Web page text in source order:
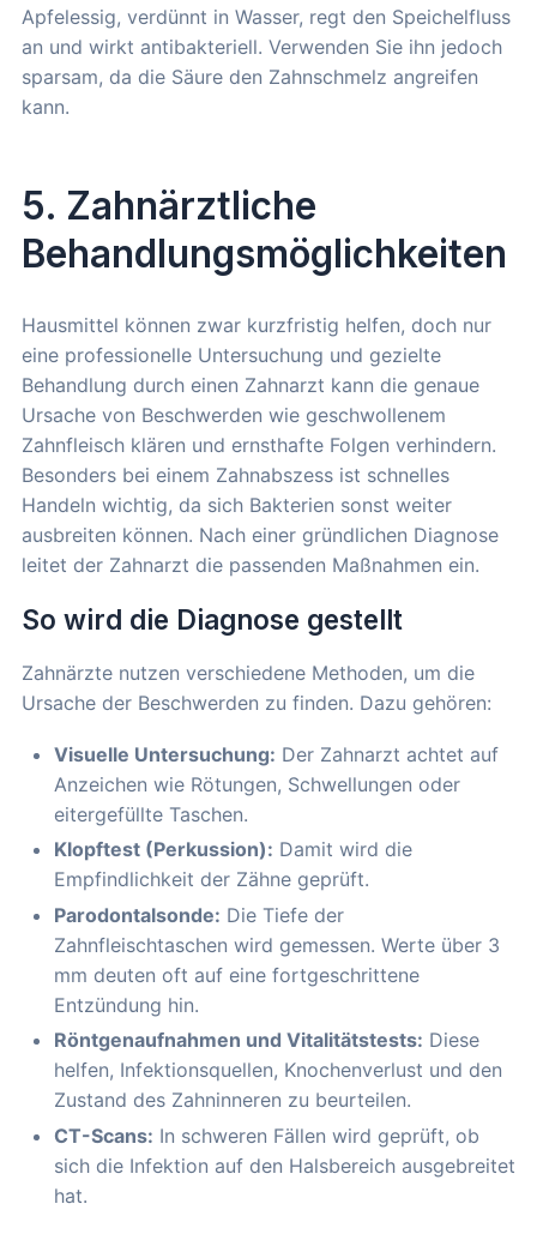
Apfelessig, verdünnt in Wasser, regt den Speichelfluss
an und wirkt antibakteriell. Verwenden Sie ihn jedoch
sparsam, da die Säure den Zahnschmelz angreifen
kann.
5. Zahnärztliche
Behandlungsmöglichkeiten
Hausmittel können zwar kurzfristig helfen, doch nur
eine professionelle Untersuchung und gezielte
Behandlung durch einen Zahnarzt kann die genaue
Ursache von Beschwerden wie geschwollenem
Zahnfleisch klären und ernsthafte Folgen verhindern.
Besonders bei einem Zahnabszess ist schnelles
Handeln wichtig, da sich Bakterien sonst weiter
ausbreiten können. Nach einer gründlichen Diagnose
leitet der Zahnarzt die passenden Maßnahmen ein.
So wird die Diagnose gestellt
Zahnärzte nutzen verschiedene Methoden, um die
Ursache der Beschwerden zu finden. Dazu gehören:
Visuelle Untersuchung: Der Zahnarzt achtet auf
Anzeichen wie Rötungen, Schwellungen oder
eitergefüllte Taschen.
Klopftest (Perkussion): Damit wird die
Empfindlichkeit der Zähne geprüft.
Parodontalsonde: Die Tiefe der
Zahnfleischtaschen wird gemessen. Werte über 3
mm deuten oft auf eine fortgeschrittene
Entzündung hin.
Röntgenaufnahmen und Vitalitätstests: Diese
helfen, Infektionsquellen, Knochenverlust und den
Zustand des Zahninneren zu beurteilen.
CT-Scans: In schweren Fällen wird geprüft, ob
sich die Infektion auf den Halsbereich ausgebreitet
hat.